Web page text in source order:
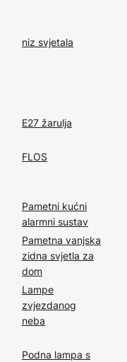
niz svjetala
E27 žarulja
FLOS
Pametni kućni
alarmni sustav
Pametna vanjska
zidna svjetla za
dom
Lampe
zvjezdanog
neba
Podna lampa s